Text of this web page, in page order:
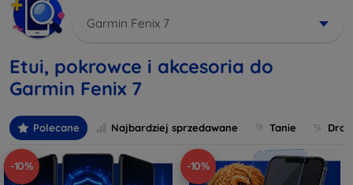
Garmin Fenix 7
Etui, pokrowce i akcesoria do
Garmin Fenix 7
Polecane Najbardziej sprzedawane Tanie
-10% -10%